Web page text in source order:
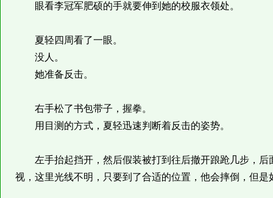
眼看李冠军肥硕的手就要伸到她的校服衣领处。
夏轻四周看了一眼。
没人。
她准备反击。
右手松了书包带子，握拳。
用目测的方式，夏轻迅速判断着反击的姿势。
左手抬起挡开，然后假装被打到往后撤开踉跄几步，后
视，这里光线不明，只要到了合适的位置，他会摔倒，但